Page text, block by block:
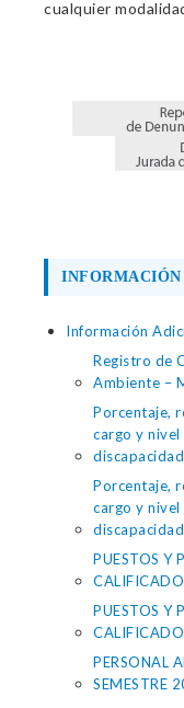
cualquier
Información
Registro de
Ambiente –
Porcentaje,
cargo y
Porcentaje,
cargo y
PUESTOS Y
PUESTOS Y
PERSONAL
SEMESTRE